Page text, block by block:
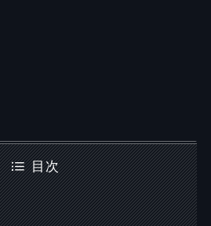
目次